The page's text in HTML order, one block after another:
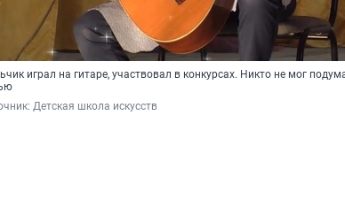
играл на гитаре, участвовал в конкурсах. Никто не мог
Детская школа искусств